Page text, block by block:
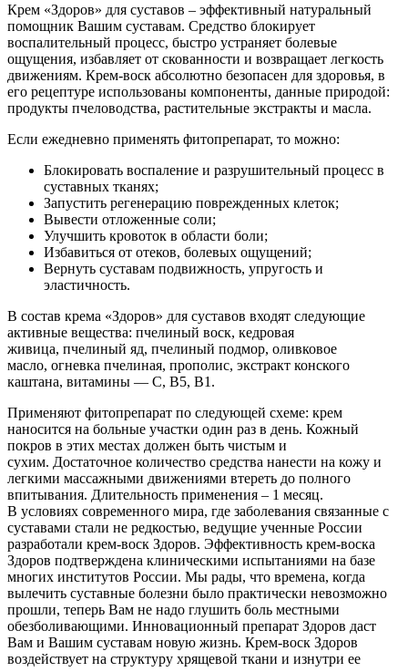
Крем «Здоров» для суставов – эффективный натуральный
помощник Вашим суставам. Средство блокирует
воспалительный процесс, быстро устраняет болевые
ощущения, избавляет от скованности и возвращает легкость
движениям. Крем-воск абсолютно безопасен для здоровья, в
его рецептуре использованы компоненты, данные природой:
продукты пчеловодства, растительные экстракты и масла.
Если ежедневно применять фитопрепарат, то можно:
Блокировать воспаление и разрушительный процесс в
суставных тканях;
Запустить регенерацию поврежденных клеток;
Вывести отложенные соли;
Улучшить кровоток в области боли;
Избавиться от отеков, болевых ощущений;
Вернуть суставам подвижность, упругость и
эластичность.
В состав крема «Здоров» для суставов входят следующие
активные вещества: пчелиный воск, кедровая
живица, пчелиный яд, пчелиный подмор, оливковое
масло, огневка пчелиная, прополис, экстракт конского
каштана, витамины — С, В5, В1.
Применяют фитопрепарат по следующей схеме: крем
наносится на больные участки один раз в день. Кожный
покров в этих местах должен быть чистым и
сухим. Достаточное количество средства нанести на кожу и
легкими массажными движениями втереть до полного
впитывания. Длительность применения – 1 месяц.
В условиях современного мира, где заболевания связанные с
суставами стали не редкостью, ведущие ученные России
разработали крем-воск Здоров. Эффективность крем-воска
Здоров подтверждена клиническими испытаниями на базе
многих институтов России. Мы рады, что времена, когда
вылечить суставные болезни было практически невозможно
прошли, теперь Вам не надо глушить боль местными
обезболивающими. Инновационный препарат Здоров даст
Вам и Вашим суставам новую жизнь. Крем-воск Здоров
воздействует на структуру хрящевой ткани и изнутри ее